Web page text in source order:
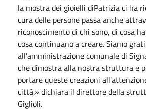
la mostra dei gioielli diPatrizia ci ha
cura delle persone passa anche
riconoscimento di chi sono, di cosa
cosa continuano a creare. Siamo grati
all'amministrazione comunale di
che dimostra alla nostra struttura e
portare queste creazioni
città.» dichiara il direttore della
Giglioli.